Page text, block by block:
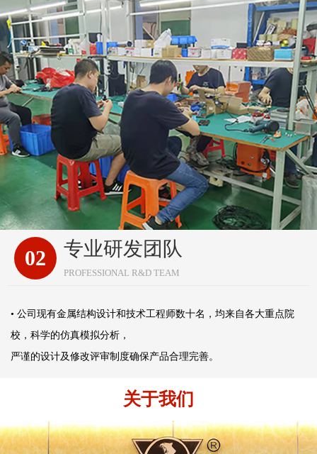
02 专业研发团队
PROFESSIONAL R&D TEAM
• 公司现有金属结构设计和技术工程师数十名，均来自各大重点院
校，科学的仿真模拟分析，
严谨的设计及修改评审制度确保产品合理完善。
关于我们